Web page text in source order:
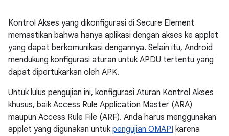
Kontrol Akses yang dikonfigurasi di Secure Element
memastikan bahwa hanya aplikasi dengan akses ke applet
yang dapat berkomunikasi dengannya. Selain itu, Android
mendukung konfigurasi aturan untuk APDU tertentu yang
dapat dipertukarkan oleh APK.
Untuk lulus pengujian ini, konfigurasi Aturan Kontrol Akses
khusus, baik Access Rule Application Master (ARA)
maupun Access Rule File (ARF). Anda harus menggunakan
applet yang digunakan untuk pengujian OMAPI karena